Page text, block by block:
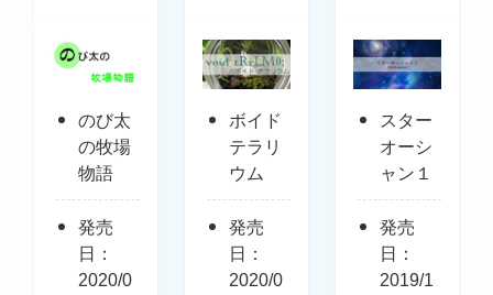
のび太
の牧場
物語
発売
日：
2020/0
ボイド
テラリ
ウム
発売
日：
2020/0
スター
オーシ
ャン１
発売
日：
2019/1